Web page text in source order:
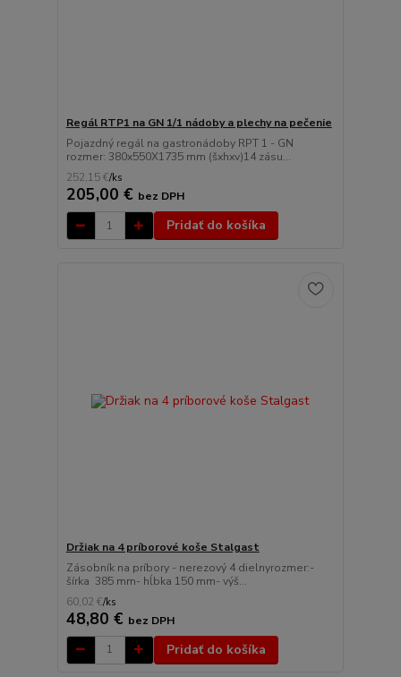
Regál RTP1 na GN 1/1 nádoby a plechy na pečenie
Pojazdný regál na gastronádoby RPT 1 - GN
rozmer: 380x550X1735 mm (šxhxv)14 zásu...
252,15 €/ks
205,00 € bez DPH
Pridať do košíka
Držiak na 4 príborové koše Stalgast
Zásobník na príbory - nerezový 4 dielnyrozmer:-
šírka 385 mm- hĺbka 150 mm- výš...
60,02 €/ks
48,80 € bez DPH
Pridať do košíka